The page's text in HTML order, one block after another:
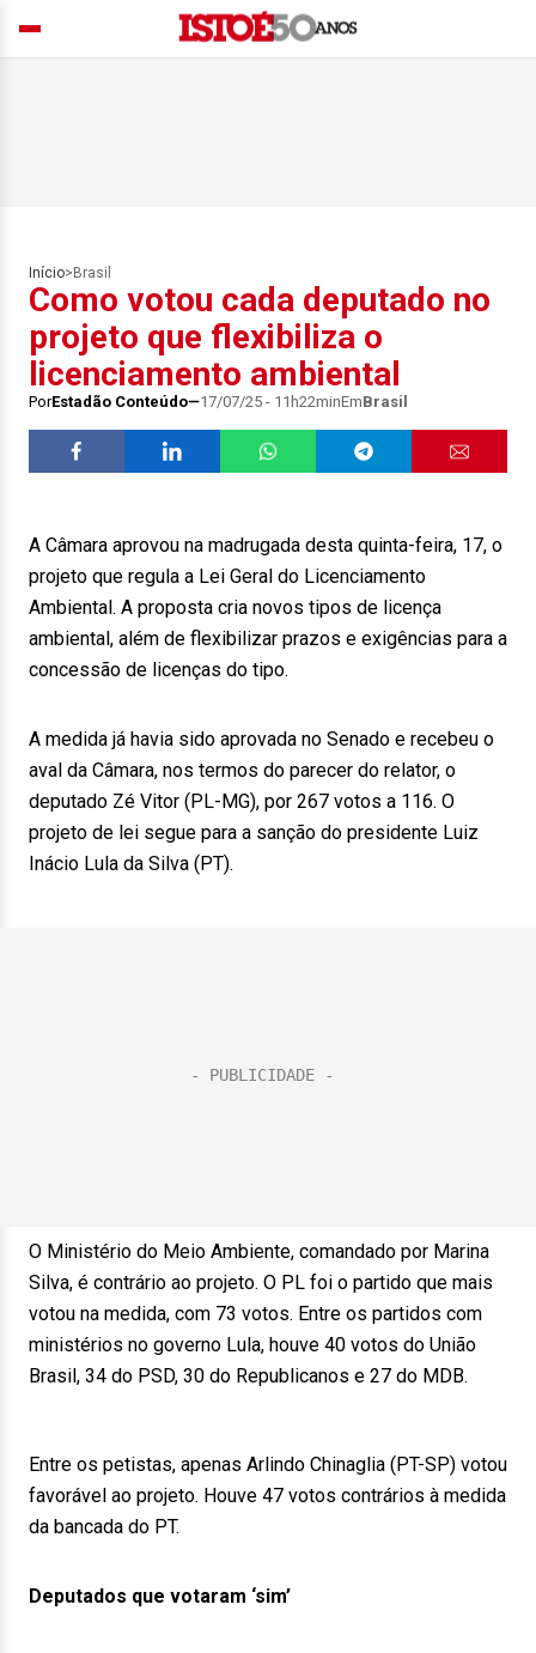
Início> Brasil
Como votou cada deputado no
projeto que flexibiliza o
licenciamento ambiental
PorEstadão Conteúdo 17/07/25 - 11h22minEmBrasil
A Câmara aprovou na madrugada desta quinta-feira, 17, o
projeto que regula a Lei Geral do Licenciamento
Ambiental. A proposta cria novos tipos de licença
ambiental, além de flexibilizar prazos e exigências para a
concessão de licenças do tipo.
A medida já havia sido aprovada no Senado e recebeu o
aval da Câmara, nos termos do parecer do relator, o
deputado Zé Vitor (PL-MG), por 267 votos a 116. O
projeto de lei segue para a sanção do presidente Luiz
Inácio Lula da Silva (PT).
O Ministério do Meio Ambiente, comandado por Marina
Silva, é contrário ao projeto. O PL foi o partido que mais
votou na medida, com 73 votos. Entre os partidos com
ministérios no governo Lula, houve 40 votos do União
Brasil, 34 do PSD, 30 do Republicanos e 27 do MDB.
Entre os petistas, apenas Arlindo Chinaglia (PT-SP) votou
favorável ao projeto. Houve 47 votos contrários à medida
da bancada do PT.
Deputados que votaram ‘sim’